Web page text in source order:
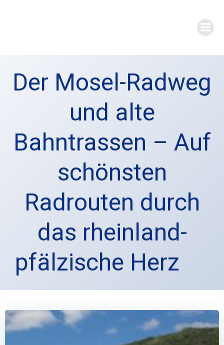
Der Mosel-Radweg
und alte
Bahntrassen – Auf
schönsten
Radrouten durch
das rheinland-
pfälzische Herz